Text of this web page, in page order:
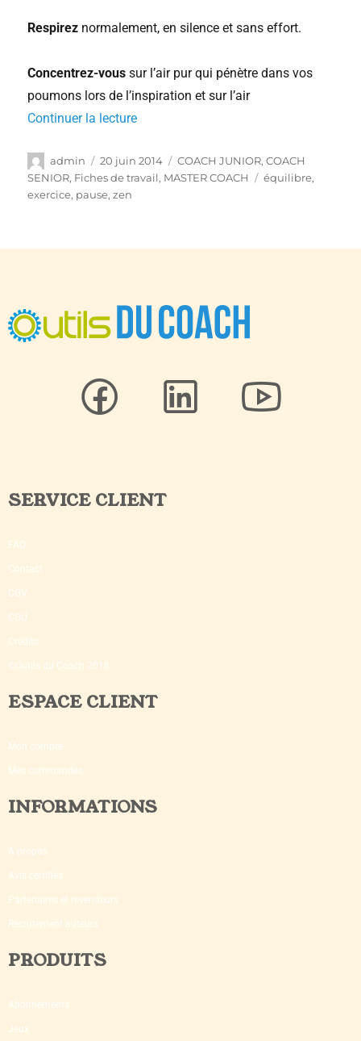
Respirez normalement, en silence et sans effort.
Concentrez-vous sur l’air pur qui pénètre dans vos
poumons lors de l’inspiration et sur l’air
Continuer la lecture
admin 20 juin 2014 COACH JUNIOR,COACH
SENIOR, Fiches de travail, MASTER COACH équilibre,
exercice, pause,zen
SERVICE CLIENT
FAQ
Contact
CGV
CGU
Crédits
©Outils du Coach 2018
ESPACE CLIENT
Mon compte
Mes commandes
INFORMATIONS
A propos
Avis certifiés
Partenaires et revendeurs
Recrutement auteurs
PRODUITS
Abonnements
Jeux